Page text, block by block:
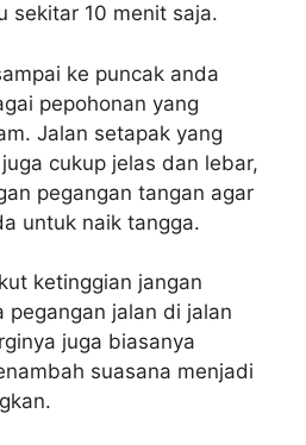
sekitar 10 menit saja.
ke puncak anda
pepohonan yang
Jalan setapak yang
cukup jelas dan lebar,
pegangan tangan agar
untuk naik tangga.
ketinggian jangan
pegangan jalan di jalan
juga biasanya
suasana menjadi